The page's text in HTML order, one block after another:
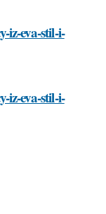
iz-eva-stil-i-
iz-eva-stil-i-